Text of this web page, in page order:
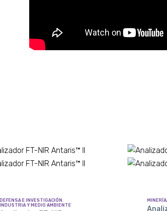
DEFENSA E INVESTIGACIÓN
INDUSTRIA Y MEDIO AMBIENTE